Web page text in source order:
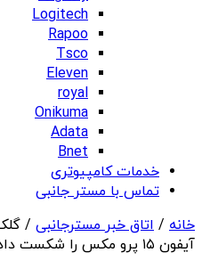
Logitech
Rapoo
Tsco
Eleven
royal
Onikuma
Adata
Bnet
خدمات کامپیوتری
تماس با مستر جانبی
خانه / اتاق خبر مسترجانبی
آیفون ۱۵ پرو مکس را شکست داد